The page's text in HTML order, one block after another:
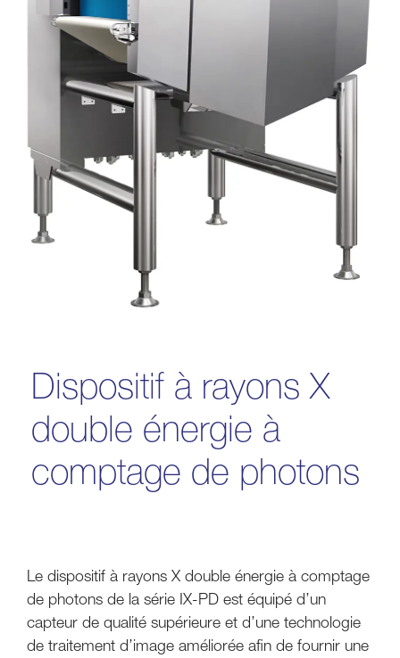
Dispositif à rayons X
double énergie à
comptage de photons
Le dispositif à rayons X double énergie à comptage
de photons de la série IX-PD est équipé d’un
capteur de qualité supérieure et d’une technologie
de traitement d’image améliorée afin de fournir une